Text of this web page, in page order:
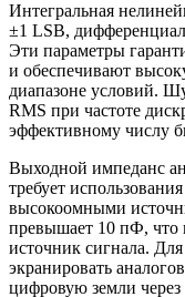
Интегральная
±1 LSB,
Эти параметры
и обеспечивают
диапазоне условий.
RMS при частоте
эффективному числу
Выходной импеданс
требует
высокоомными
превышает 10 пФ, что
источник сигнала.
экранировать
цифровую земли